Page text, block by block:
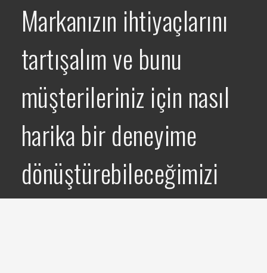
Markanızın ihtiyaçlarını
tartışalım ve bunu
müşterileriniz için nasıl
harika bir deneyime
dönüştürebileceğimizi
görün.